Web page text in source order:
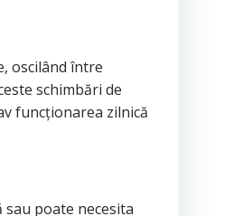
oscilând între
schimbări de
funcționarea zilnică
poate necesita